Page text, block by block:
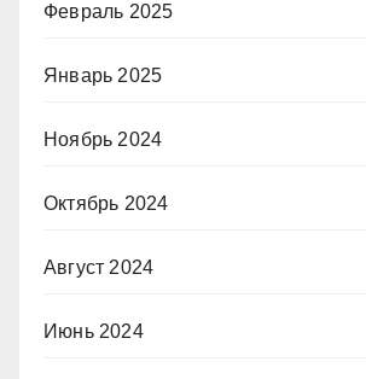
Февраль 2025
Январь 2025
Ноябрь 2024
Октябрь 2024
Август 2024
Июнь 2024